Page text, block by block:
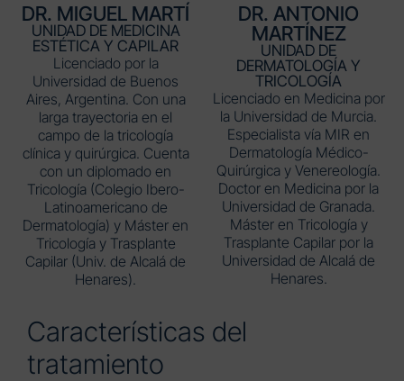
DR. MIGUEL MARTÍ
UNIDAD DE MEDICINA
ESTÉTICA Y CAPILAR
Licenciado por la
Universidad de Buenos
Aires, Argentina. Con una
larga trayectoria en el
campo de la tricología
clínica y quirúrgica. Cuenta
con un diplomado en
Tricología (Colegio Ibero-
Latinoamericano de
Dermatología) y Máster en
Tricología y Trasplante
Capilar (Univ. de Alcalá de
Henares).
DR. ANTONIO
MARTÍNEZ
UNIDAD DE
DERMATOLOGÍA Y
TRICOLOGÍA
Licenciado en Medicina por
la Universidad de Murcia.
Especialista vía MIR en
Dermatología Médico-
Quirúrgica y Venereología.
Doctor en Medicina por la
Universidad de Granada.
Máster en Tricología y
Trasplante Capilar por la
Universidad de Alcalá de
Henares.
Características del
tratamiento